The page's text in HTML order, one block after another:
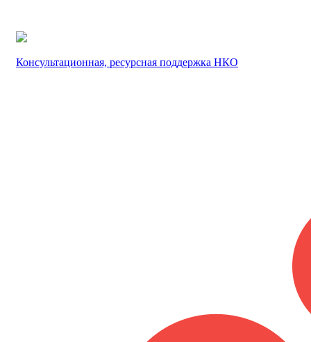
Консультационная, ресурсная поддержка НКО